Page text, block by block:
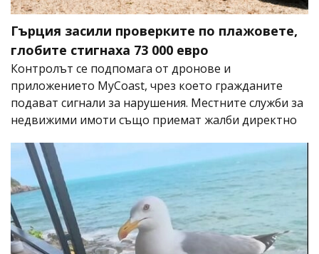
Гърция засили проверките по плажовете,
глобите стигнаха 73 000 евро
Контролът се подпомага от дронове и
приложението MyCoast, чрез което гражданите
подават сигнали за нарушения. Местните служби за
недвижими имоти също приемат жалби директно